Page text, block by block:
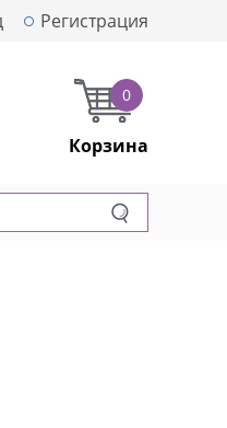
Регистрация
0
Корзина